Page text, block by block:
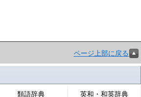
ページ上部に戻る
類語辞典 英和・和英辞典